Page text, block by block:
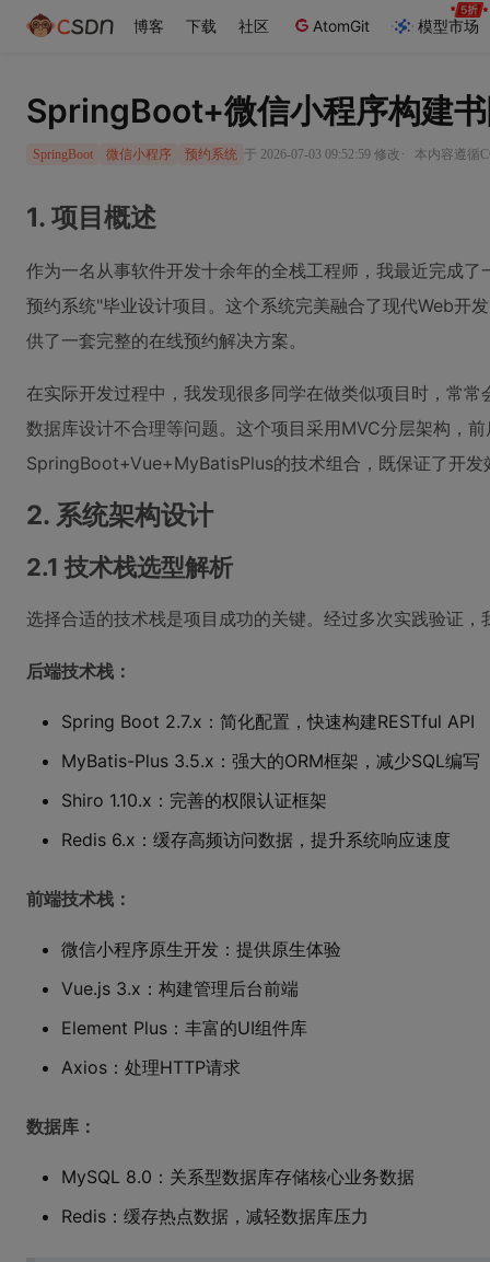
博客 下载 社区 AtomGit 模型市场
SpringBoot+微信小程序构建
SpringBoot 微信小程序 预约系统 于 2026-07-03 09:52:59 修改 · 本内容遵循
1. 项目概述
作为一名从事软件开发十余年的全栈工程师，我最近完成
预约系统"毕业设计项目。这个系统完美融合了现代Web开
供了一套完整的在线预约解决方案。
在实际开发过程中，我发现很多同学在做类似项目时，常
数据库设计不合理等问题。这个项目采用MVC分层架构，
SpringBoot+Vue+MyBatisPlus的技术组合，既保证了开发
2. 系统架构设计
2.1 技术栈选型解析
选择合适的技术栈是项目成功的关键。经过多次实践验证
后端技术栈：
Spring Boot 2.7.x：简化配置，快速构建RESTful API
MyBatis-Plus 3.5.x：强大的ORM框架，减少SQL编写
Shiro 1.10.x：完善的权限认证框架
Redis 6.x：缓存高频访问数据，提升系统响应速度
前端技术栈：
微信小程序原生开发：提供原生体验
Vue.js 3.x：构建管理后台前端
Element Plus：丰富的UI组件库
Axios：处理HTTP请求
数据库：
MySQL 8.0：关系型数据库存储核心业务数据
Redis：缓存热点数据，减轻数据库压力